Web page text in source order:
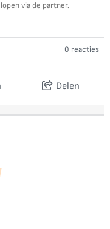
via de partner.
0 reacties
Delen